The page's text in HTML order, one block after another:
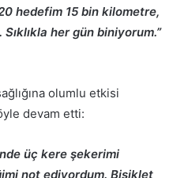
hedefim 15 bin kilometre,
her gün biniyorum.”
olumlu etkisi
devam etti:
üç kere şekerimi
not ediyordum. Bisiklet